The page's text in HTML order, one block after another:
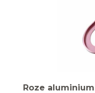
Roze